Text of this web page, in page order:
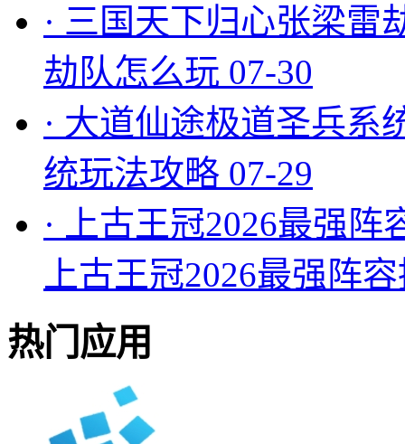
· 三国天下归心张梁雷
劫队怎么玩 07-30
· 大道仙途极道圣兵系
统玩法攻略 07-29
·
上古王冠2026最强
上古王冠2026最强阵
热门应用